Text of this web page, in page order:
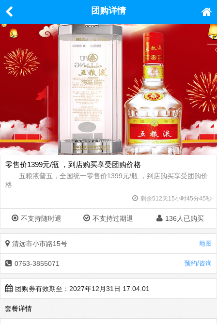
团购详情
零售价1399元/瓶 ，到店购买享受团购价格
五粮液普五，全国统一零售价1399元/瓶 ，到店购买享受团购价
格
剩余512天15小时45分45秒
不支持随时退 不支持过期退 136人已购买
地图
清远市小市路15号
预约/咨询
0763-3855071
团购券有效期至：2027年12月31日 17:04:01
套餐详情